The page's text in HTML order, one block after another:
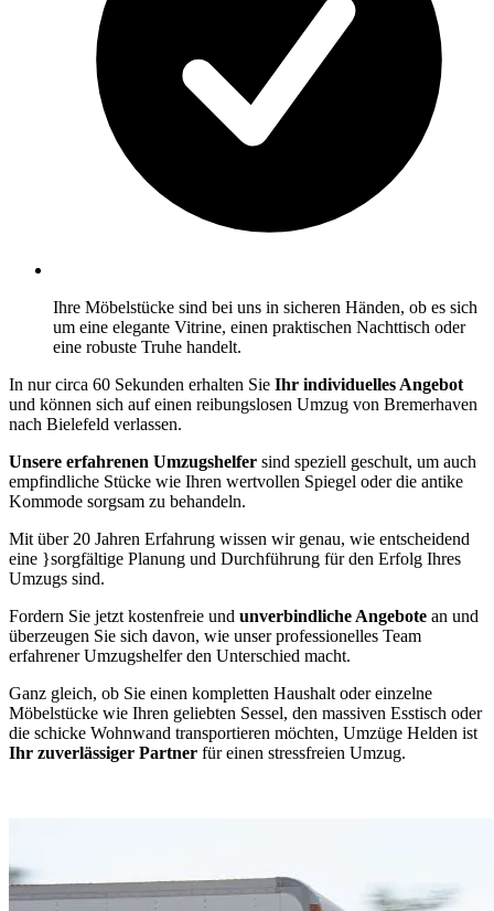
Ihre Möbelstücke sind bei uns in sicheren Händen, ob es sich
um eine elegante Vitrine, einen praktischen Nachttisch oder
eine robuste Truhe handelt.
In nur circa 60 Sekunden erhalten Sie Ihr individuelles Angebot
und können sich auf einen reibungslosen Umzug von Bremerhaven
nach Bielefeld verlassen.
Unsere erfahrenen Umzugshelfer sind speziell geschult, um auch
empfindliche Stücke wie Ihren wertvollen Spiegel oder die antike
Kommode sorgsam zu behandeln.
Mit über 20 Jahren Erfahrung wissen wir genau, wie entscheidend
eine }sorgfältige Planung und Durchführung für den Erfolg Ihres
Umzugs sind.
Fordern Sie jetzt kostenfreie und unverbindliche Angebote an und
überzeugen Sie sich davon, wie unser professionelles Team
erfahrener Umzugshelfer den Unterschied macht.
Ganz gleich, ob Sie einen kompletten Haushalt oder einzelne
Möbelstücke wie Ihren geliebten Sessel, den massiven Esstisch oder
die schicke Wohnwand transportieren möchten, Umzüge Helden ist
Ihr zuverlässiger Partner für einen stressfreien Umzug.